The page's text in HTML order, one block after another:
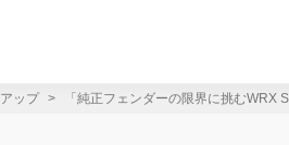
ップ 「純正フェンダーの限界に挑むWRX